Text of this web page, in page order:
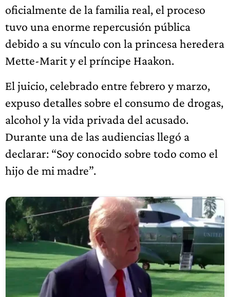
oficialmente de la familia real, el proceso
tuvo una enorme repercusión pública
debido a su vínculo con la princesa heredera
Mette-Marit y el príncipe Haakon.
El juicio, celebrado entre febrero y marzo,
expuso detalles sobre el consumo de drogas,
alcohol y la vida privada del acusado.
Durante una de las audiencias llegó a
declarar: “Soy conocido sobre todo como el
hijo de mi madre”.